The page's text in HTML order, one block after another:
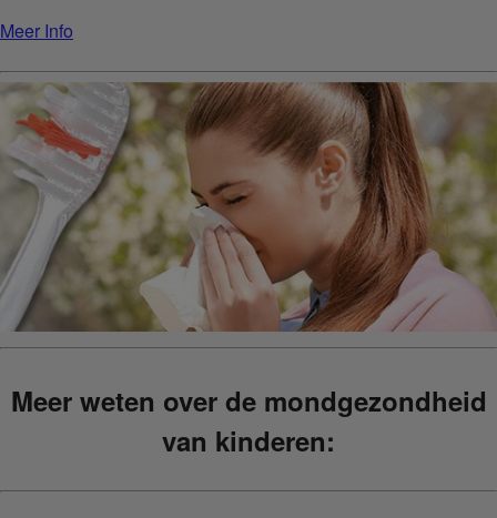
Meer Info
Meer weten over de mondgezondheid
van kinderen: